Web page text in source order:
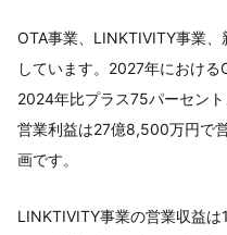
OTA事業、LINKTIVITY事業
しています。2027年における
2024年比プラス75パーセント
営業利益は27億8,500万円で
画です。
LINKTIVITY事業の営業収益